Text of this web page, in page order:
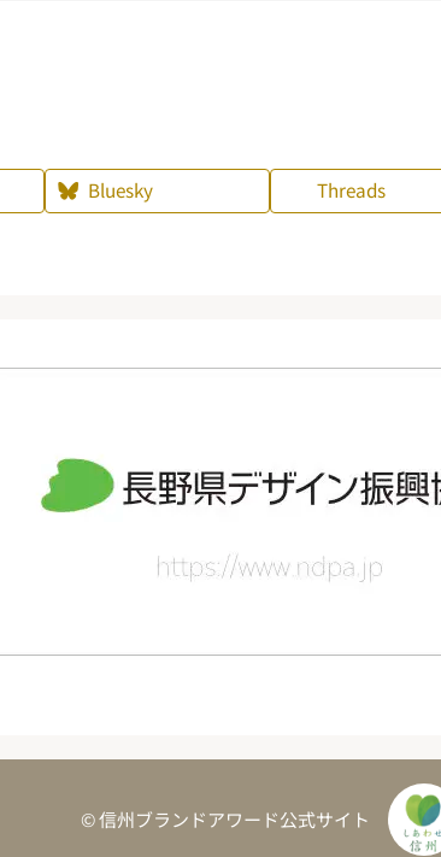
Bluesky Threads
© 信州ブランドアワード公式サイト